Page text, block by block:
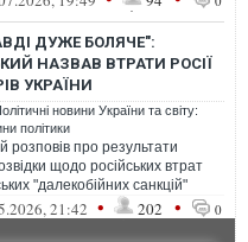
ДУЖЕ БОЛЯЧЕ":
НАЗВАВ ВТРАТИ РОСІЇ
УКРАЇНИ
новини України та світу:
політики
розповів про результати
щодо російських втрат
"далекобійних санкцій"
21:42 • 202 • 0